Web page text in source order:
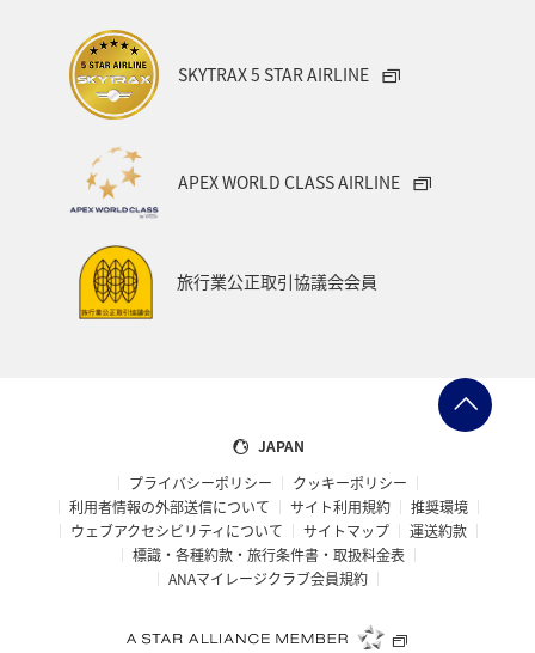
東北地方
プラチナサービス
兵庫県
釣り ANA釣り倶楽部
ANAでんき
ブロンズサービス
ツアー
愛知県 ANAセレクション
仙台 ゴールデンウィーク 山梨県 札幌
西表島 おトクな旅 予約
SKYTRAX 5 STAR AIRLINE
APEX WORLD CLASS AIRLINE
旅行業公正取引協議会会員
JAPAN
プライバシーポリシー
クッキーポリシー
利用者情報の外部送信について
サイト利用規約
推奨環境
ウェブアクセシビリティについて
サイトマップ
運送約款
標識・各種約款・旅行条件書・取扱料金表
ANAマイレージクラブ会員規約